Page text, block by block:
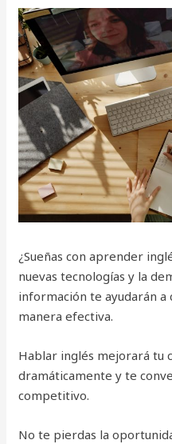
¿Sueñas con aprender
nuevas tecnologías y la
información te ayudarán
manera efectiva.
Hablar inglés mejorará tu
dramáticamente y te
competitivo.
No te pierdas la